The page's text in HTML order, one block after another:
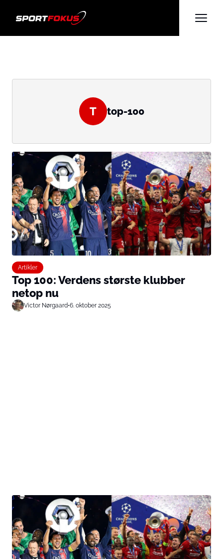
T top-100
Artikler
Top 100: Verdens største klubber
netop nu
Victor Nørgaard•6. oktober 2025